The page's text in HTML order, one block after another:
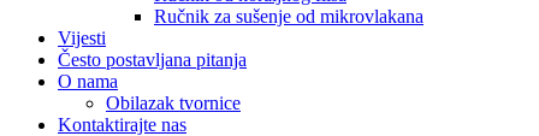
Ručnik za sušenje od mikrovlakana
Vijesti
Često postavljana pitanja
O nama
Obilazak tvornice
Kontaktirajte nas